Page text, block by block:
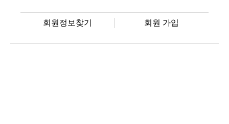
회원정보찾기 회원 가입